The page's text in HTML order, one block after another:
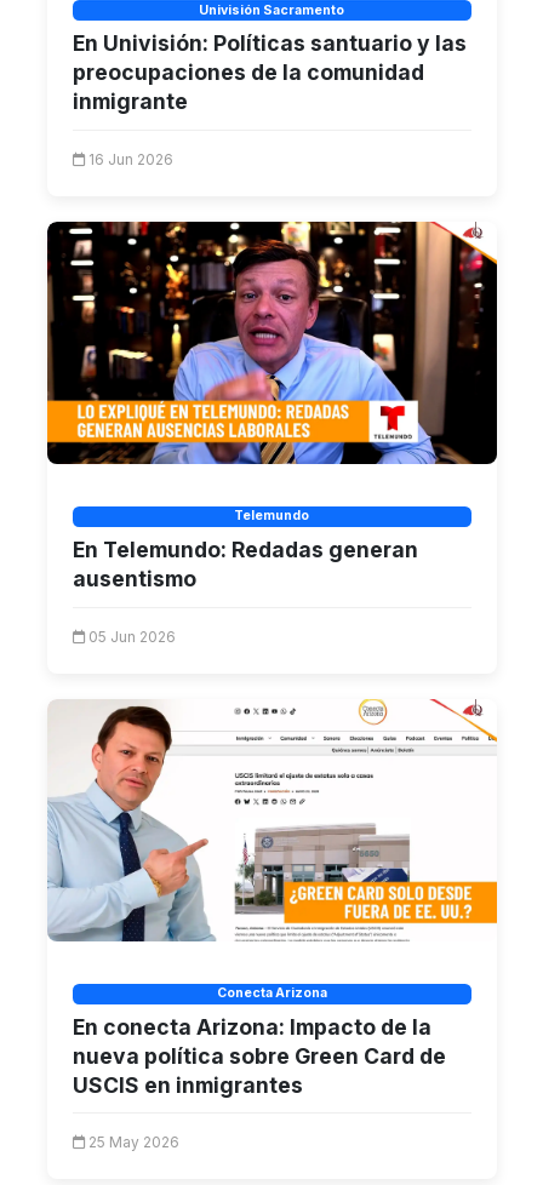
Univisión Sacramento
En Univisión: Políticas santuario y las
preocupaciones de la comunidad
inmigrante
16 Jun 2026
Telemundo
En Telemundo: Redadas generan
ausentismo
05 Jun 2026
Conecta Arizona
En conecta Arizona: Impacto de la
nueva política sobre Green Card de
USCIS en inmigrantes
25 May 2026